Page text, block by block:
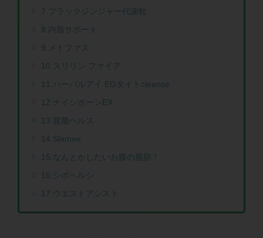
7.ブラックジンジャー代謝粒
8.内脂サポート
9.メトファス
10.スリリン ファイア
11.ハーバルアイ EGタイトcleanse
12.ナイシボーンEX
13.腹脂ヘルス
14.Slamee
15.なんとかしたいお腹の脂肪！
16.シボヘルシ
17.ウエストアシスト